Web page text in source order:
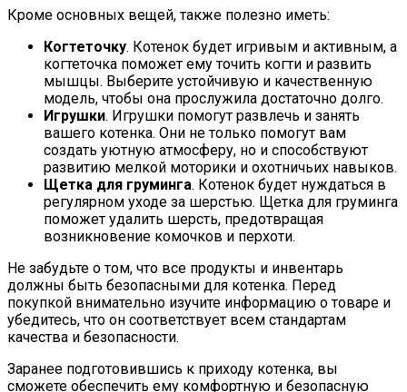
Кроме основных вещей, также полезно иметь:
Когтеточку. Котенок будет игривым и активным, а
когтеточка поможет ему точить когти и развить
мышцы. Выберите устойчивую и качественную
модель, чтобы она прослужила достаточно долго.
Игрушки. Игрушки помогут развлечь и занять
вашего котенка. Они не только помогут вам
создать уютную атмосферу, но и способствуют
развитию мелкой моторики и охотничьих навыков.
Щетка для груминга. Котенок будет нуждаться в
регулярном уходе за шерстью. Щетка для груминга
поможет удалить шерсть, предотвращая
возникновение комочков и перхоти.
Не забудьте о том, что все продукты и инвентарь
должны быть безопасными для котенка. Перед
покупкой внимательно изучите информацию о товаре и
убедитесь, что он соответствует всем стандартам
качества и безопасности.
Заранее подготовившись к приходу котенка, вы
сможете обеспечить ему комфортную и безопасную